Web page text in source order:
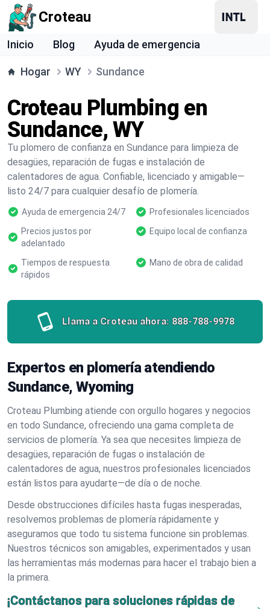
Croteau
Inicio Blog Ayuda de emergencia
Hogar WY Sundance
Croteau Plumbing en
Sundance, WY
Tu plomero de confianza en Sundance para limpieza de
desagües, reparación de fugas e instalación de
calentadores de agua. Confiable, licenciado y amigable—
listo 24/7 para cualquier desafío de plomería.
Ayuda de emergencia 24/7
Profesionales licenciados
Precios justos por
adelantado
Equipo local de confianza
Tiempos de respuesta
rápidos
Mano de obra de calidad
Llama a Croteau ahora: 888-788-9978
Expertos en plomería atendiendo
Sundance, Wyoming
Croteau Plumbing atiende con orgullo hogares y negocios
en todo Sundance, ofreciendo una gama completa de
servicios de plomería. Ya sea que necesites limpieza de
desagües, reparación de fugas o instalación de
calentadores de agua, nuestros profesionales licenciados
están listos para ayudarte—de día o de noche.
Desde obstrucciones difíciles hasta fugas inesperadas,
resolvemos problemas de plomería rápidamente y
aseguramos que todo tu sistema funcione sin problemas.
Nuestros técnicos son amigables, experimentados y usan
las herramientas más modernas para hacer el trabajo bien a
la primera.
¡Contáctanos para soluciones rápidas de